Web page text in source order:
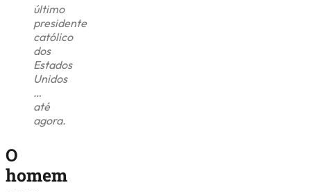
último
presidente
católico
dos
Estados
Unidos
…
até
agora.
O
homem